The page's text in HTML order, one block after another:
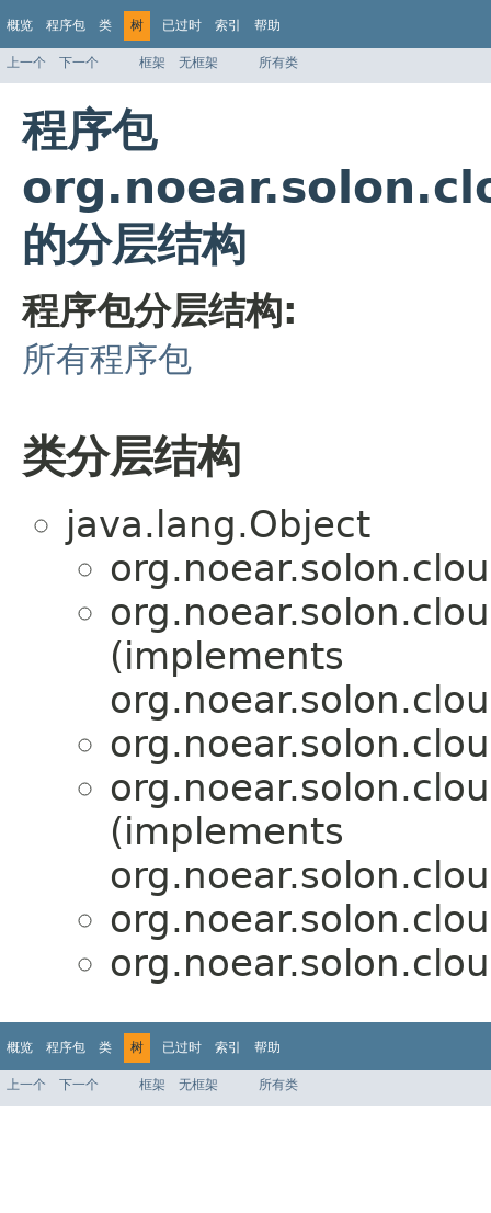
概览 程序包 类 树 已过时 索引 帮助
上一个 下一个 框架 无框架 所有类
程序包
的分层结构
程序包分层结构:
所有程序包
类分层结构
java.lang.Object
(implements
(implements
概览 程序包 类 树 已过时 索引 帮助
上一个 下一个 框架 无框架 所有类